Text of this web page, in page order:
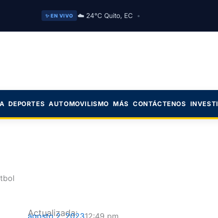
✨ EN VIVO ☁️ 24°C Quito, EC •
DEPORTES AUTOMOVILISMO MÁS CONTÁCTENOS
Actualizada:
agosto 2, 202312:49 pm